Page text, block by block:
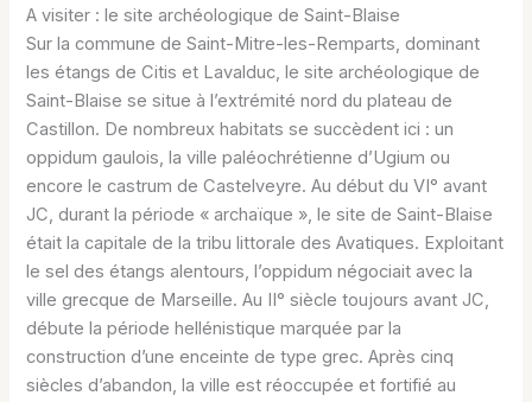
A visiter : le site archéologique de Saint-Blaise
Sur la commune de Saint-Mitre-les-Remparts, dominant
les étangs de Citis et Lavalduc, le site archéologique de
Saint-Blaise se situe à l’extrémité nord du plateau de
Castillon. De nombreux habitats se succèdent ici : un
oppidum gaulois, la ville paléochrétienne d’Ugium ou
encore le castrum de Castelveyre. Au début du VI° avant
JC, durant la période « archaïque », le site de Saint-Blaise
était la capitale de la tribu littorale des Avatiques. Exploitant
le sel des étangs alentours, l’oppidum négociait avec la
ville grecque de Marseille. Au II° siècle toujours avant JC,
débute la période hellénistique marquée par la
construction d’une enceinte de type grec. Après cinq
siècles d’abandon, la ville est réoccupée et fortifié au